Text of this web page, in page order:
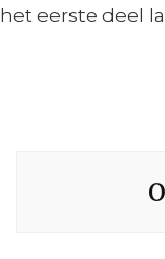
het eerste deel